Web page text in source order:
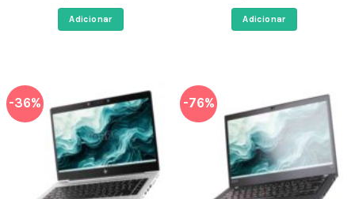
era:
620,00 €.
Adicionar
1.659,00 €.
Adicionar
-36% -76%